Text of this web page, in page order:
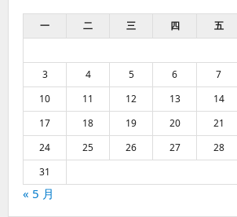
一 二 三 四 五
3
4 5 6 7
10
11 12 13 14
17
18 19 20 21
24
25 26 27 28
31
« 5 月